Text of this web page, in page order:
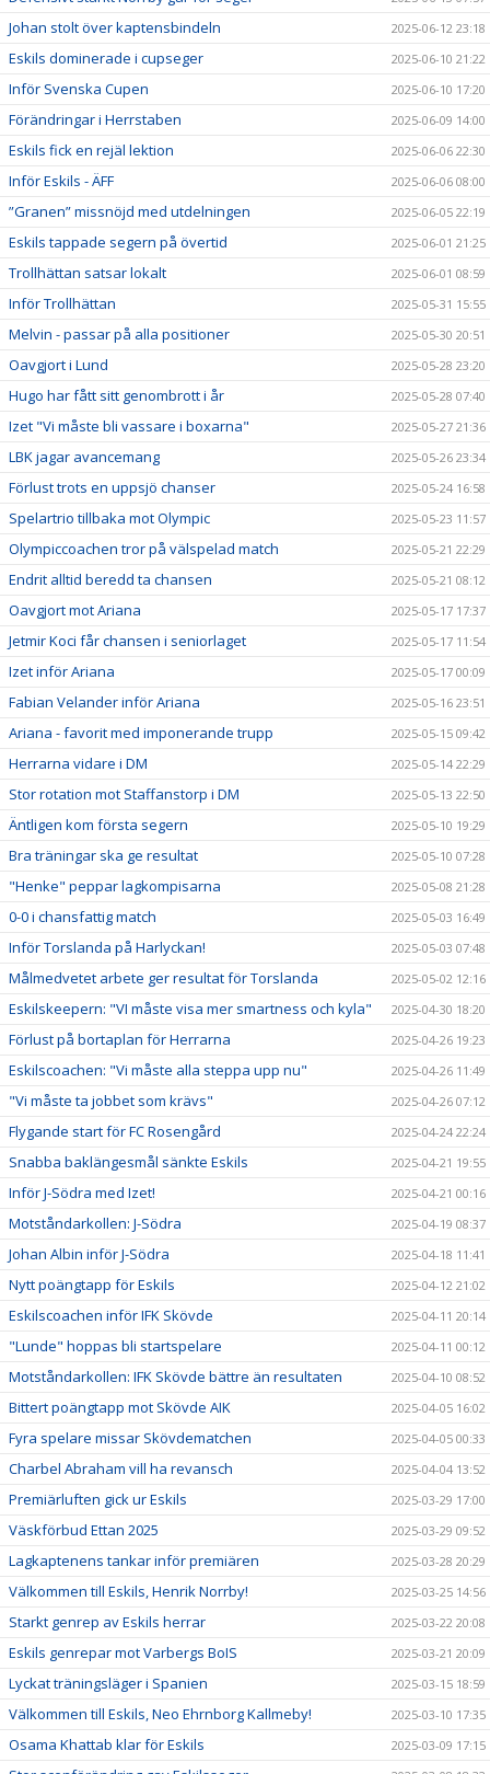
Johan stolt över kaptensbindeln 2025-06-12 23:18
Eskils dominerade i cupseger 2025-06-10 21:22
Inför Svenska Cupen 2025-06-10 17:20
Förändringar i Herrstaben 2025-06-09 14:00
Eskils fick en rejäl lektion 2025-06-06 22:30
Inför Eskils - ÄFF 2025-06-06 08:00
”Granen” missnöjd med utdelningen 2025-06-05 22:19
Eskils tappade segern på övertid 2025-06-01 21:25
Trollhättan satsar lokalt 2025-06-01 08:59
Inför Trollhättan 2025-05-31 15:55
Melvin - passar på alla positioner 2025-05-30 20:51
Oavgjort i Lund 2025-05-28 23:20
Hugo har fått sitt genombrott i år 2025-05-28 07:40
Izet "Vi måste bli vassare i boxarna" 2025-05-27 21:36
LBK jagar avancemang 2025-05-26 23:34
Förlust trots en uppsjö chanser 2025-05-24 16:58
Spelartrio tillbaka mot Olympic 2025-05-23 11:57
Olympiccoachen tror på välspelad match 2025-05-21 22:29
Endrit alltid beredd ta chansen 2025-05-21 08:12
Oavgjort mot Ariana 2025-05-17 17:37
Jetmir Koci får chansen i seniorlaget 2025-05-17 11:54
Izet inför Ariana 2025-05-17 00:09
Fabian Velander inför Ariana 2025-05-16 23:51
Ariana - favorit med imponerande trupp 2025-05-15 09:42
Herrarna vidare i DM 2025-05-14 22:29
Stor rotation mot Staffanstorp i DM 2025-05-13 22:50
Äntligen kom första segern 2025-05-10 19:29
Bra träningar ska ge resultat 2025-05-10 07:28
"Henke" peppar lagkompisarna 2025-05-08 21:28
0-0 i chansfattig match 2025-05-03 16:49
Inför Torslanda på Harlyckan! 2025-05-03 07:48
Målmedvetet arbete ger resultat för Torslanda 2025-05-02 12:16
Eskilskeepern: "VI måste visa mer smartness och kyla" 2025-04-30 18:20
Förlust på bortaplan för Herrarna 2025-04-26 19:23
Eskilscoachen: "Vi måste alla steppa upp nu" 2025-04-26 11:49
"Vi måste ta jobbet som krävs" 2025-04-26 07:12
Flygande start för FC Rosengård 2025-04-24 22:24
Snabba baklängesmål sänkte Eskils 2025-04-21 19:55
Inför J-Södra med Izet! 2025-04-21 00:16
Motståndarkollen: J-Södra 2025-04-19 08:37
Johan Albin inför J-Södra 2025-04-18 11:41
Nytt poängtapp för Eskils 2025-04-12 21:02
Eskilscoachen inför IFK Skövde 2025-04-11 20:14
"Lunde" hoppas bli startspelare 2025-04-11 00:12
Motståndarkollen: IFK Skövde bättre än resultaten 2025-04-10 08:52
Bittert poängtapp mot Skövde AIK 2025-04-05 16:02
Fyra spelare missar Skövdematchen 2025-04-05 00:33
Charbel Abraham vill ha revansch 2025-04-04 13:52
Premiärluften gick ur Eskils 2025-03-29 17:00
Väskförbud Ettan 2025 2025-03-29 09:52
Lagkaptenens tankar inför premiären 2025-03-28 20:29
Välkommen till Eskils, Henrik Norrby! 2025-03-25 14:56
Starkt genrep av Eskils herrar 2025-03-22 20:08
Eskils genrepar mot Varbergs BoIS 2025-03-21 20:09
Lyckat träningsläger i Spanien 2025-03-15 18:59
Välkommen till Eskils, Neo Ehrnborg Kallmeby! 2025-03-10 17:35
Osama Khattab klar för Eskils 2025-03-09 17:15